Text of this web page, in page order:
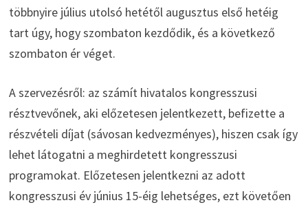
többnyire július utolsó hetétől augusztus első hetéig
tart úgy, hogy szombaton kezdődik, és a következő
szombaton ér véget.
A szervezésről: az számít hivatalos kongresszusi
résztvevőnek, aki előzetesen jelentkezett, befizette a
részvételi díjat (sávosan kedvezményes), hiszen csak így
lehet látogatni a meghirdetett kongresszusi
programokat. Előzetesen jelentkezni az adott
kongresszusi év június 15-éig lehetséges, ezt követően